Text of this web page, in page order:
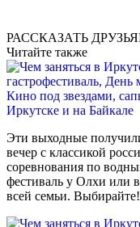
РАССКАЗАТЬ
Читайте также
Кино под звездами,
Иркутске и на Байкале
Эти выходные
вечер с классикой
соревнования по
фестиваль у Олхи или
всей семьи. Выбирайте!